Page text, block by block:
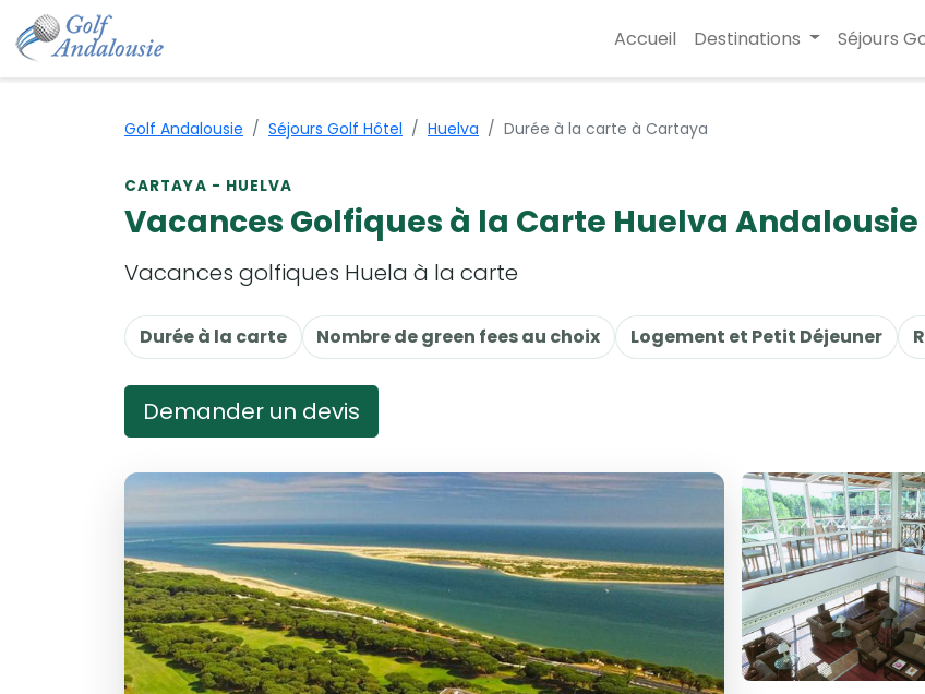
Accueil Destinations Séjours
Golf Andalousie Séjours Golf Hôtel Huelva Durée à la carte à Cartaya
CARTAYA - HUELVA
Vacances Golfiques à la Carte Huelva Andalousie
Vacances golfiques Huela à la carte
Durée à la carte Nombre de green fees au choix Logement et Petit Déjeuner
Demander un devis